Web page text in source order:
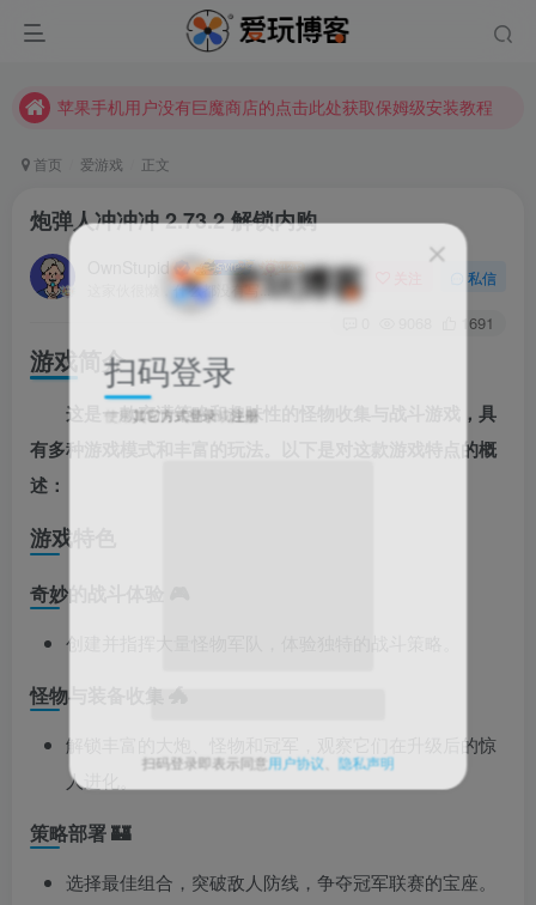
苹果手机用户没有巨魔商店的点击此处获取保姆级安装教程
苹果手机用户没有巨魔商店的点击此处获取保姆级安装教程
首页 爱游戏 正文
炮弹人冲冲冲 2.73.2 解锁内购
OwnStupid
这家伙很懒，什么都没有写...
私信
1691
游戏简介
这是一款充满策略和趣味性的怪物收集与战斗游戏，具
有多种游戏模式和丰富的玩法。以下是对这款游戏特点的概
述：
游戏特色
奇妙的战斗体验 🎮
创建并指挥大量怪物军队，体验独特的战斗策略。
怪物与装备收集 🐲
解锁丰富的大炮、怪物和冠军，观察它们在升级后的惊
人进化。
策略部署 🏰
选择最佳组合，突破敌人防线，争夺冠军联赛的宝座。
扫码登录
使用其它方式登录或注册